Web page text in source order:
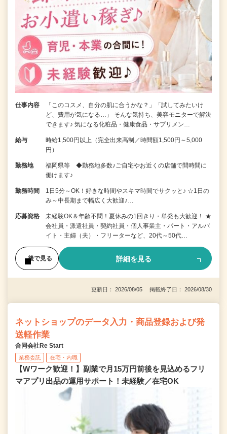
仕事内容
「このコスメ、自分の肌に合うかな？」「試してみたいけ
ど、費用が気になる…」 そんな気持ち、美容モニターで解決
できます♪ 気になる化粧品・健康食品・サプリメン…
給与
時給1,500円以上（完全出来高制／時間額1,500円～5,000
円）
勤務地
福岡県等 ◆勤務地多数♪ご自宅やお近くの店舗で間時間に
働けます♪
勤務時間
1日5分～OK！好きな時間やスキマ時間でサクッと♪ ☆1日の
み～中長期まで幅広く大歓迎♪…
応募資格
未経験OK＆年齢不問！夏休みの1回きり・単発も大歓迎！ ★
会社員・派遣社員・契約社員・個人事業主・パート・アルバ
イト・主婦（夫）・フリーターなど、20代～50代…
後で見る 詳細を見る
更新日： 2026/08/05 掲載終了日： 2026/08/30
ネットショップのデータ入力・商品登録および発
送軽作業
合同会社Re Start
業務委託 在宅・内職
【Wワーク歓迎！】副業で月15万円前後を見込めるフリ
マアプリ出品の運用サポート！未経験／在宅OK